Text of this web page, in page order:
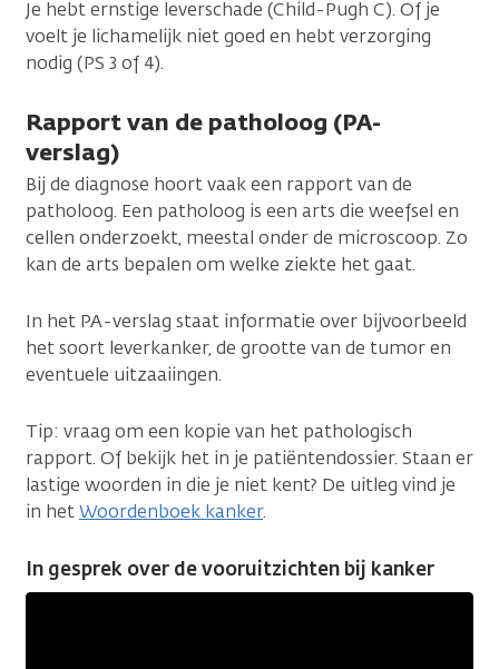
Je hebt ernstige leverschade (Child-Pugh C). Of je
voelt je lichamelijk niet goed en hebt verzorging
nodig (PS 3 of 4).
Rapport van de patholoog (PA-
verslag)
Bij de diagnose hoort vaak een rapport van de
patholoog. Een patholoog is een arts die weefsel en
cellen onderzoekt, meestal onder de microscoop. Zo
kan de arts bepalen om welke ziekte het gaat.
In het PA-verslag staat informatie over bijvoorbeeld
het soort leverkanker, de grootte van de tumor en
eventuele uitzaaiingen.
Tip: vraag om een kopie van het pathologisch
rapport. Of bekijk het in je patiëntendossier. Staan er
lastige woorden in die je niet kent? De uitleg vind je
in hetWoordenboek kanker.
In gesprek over de vooruitzichten bij kanker